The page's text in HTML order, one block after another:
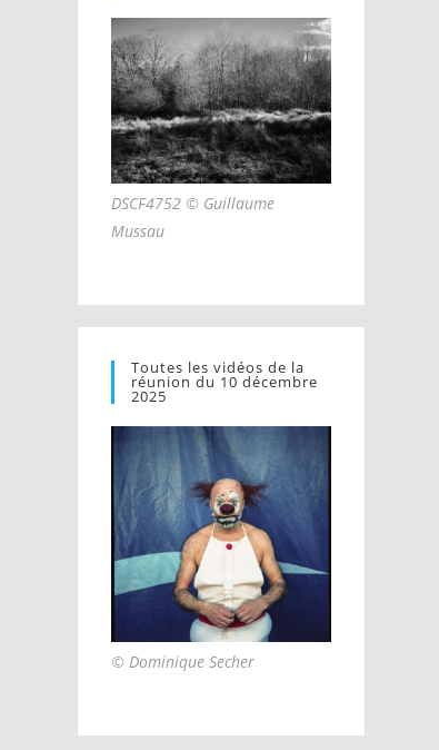
DSCF4752 © Guillaume
Mussau
Toutes les vidéos de la
réunion du 10 décembre
2025
© Dominique Secher